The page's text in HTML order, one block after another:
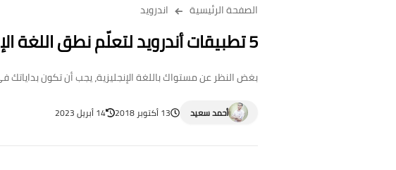
الصفحة الرئيسية اندرويد
5 تطبيقات أندرويد لتعلّم نطق اللغة الإنجليزية بشكل صحيح
بغض النظر عن مستواك باللغة الإنجليزية، يجب أن تكون بداياتك
أحمد سعيد 13 أكتوبر 2018 14 أبريل 2023